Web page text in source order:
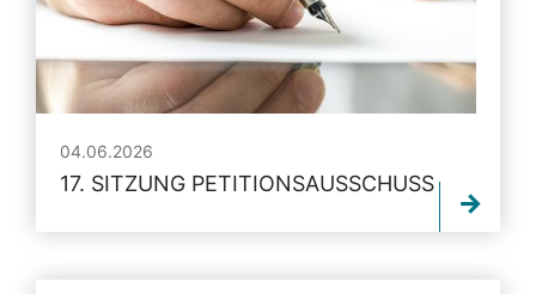
04.06.2026
17. SITZUNG PETITIONSAUSSCHUSS